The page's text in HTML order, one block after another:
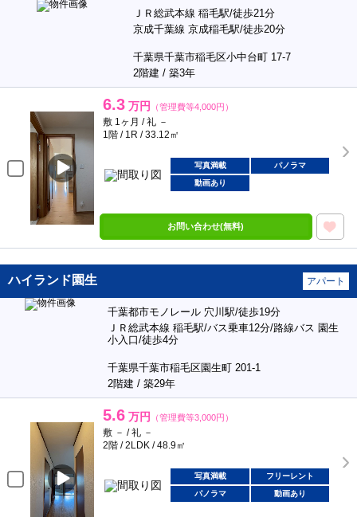
ＪＲ総武本線 稲毛駅/徒歩21分
京成千葉線 京成稲毛駅/徒歩20分
千葉県千葉市稲毛区小中台町 17-7
2階建 / 築3年
6.3 万円 （管理費等4,000円）
敷 1ヶ月 / 礼 －
1階 / 1R / 33.12㎡
写真満載
パノラマ
動画あり
お問い合わせ(無料)
ハイランド園生 アパート
千葉都市モノレール 穴川駅/徒歩19分
ＪＲ総武本線 稲毛駅/バス乗車12分/路線バス 園生
小入口/徒歩4分
千葉県千葉市稲毛区園生町 201-1
2階建 / 築29年
5.6 万円 （管理費等3,000円）
敷 － / 礼 －
2階 / 2LDK / 48.9㎡
写真満載
フリーレント
パノラマ
動画あり